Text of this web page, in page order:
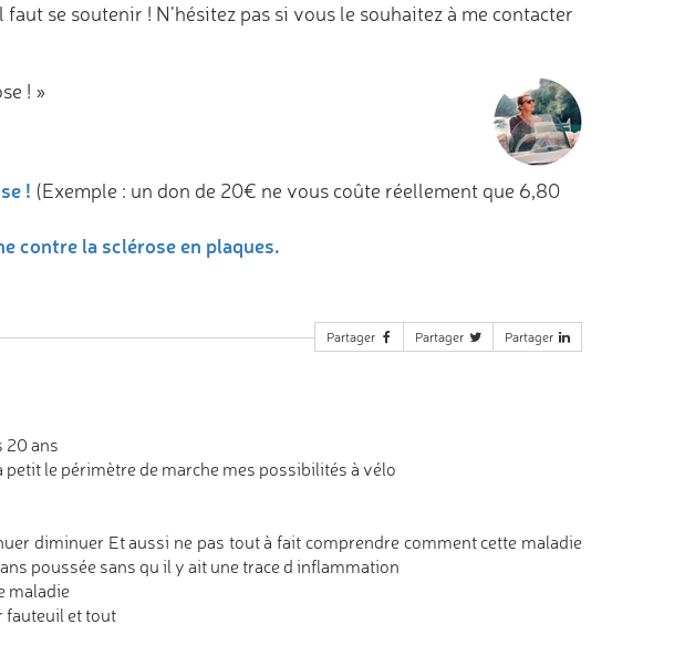
se soutenir ! N’hésitez pas si vous le souhaitez à me contacter
! »
! (Exemple : un don de 20€ ne vous coûte réellement que 6,80
contre la sclérose en plaques.
Partager Partager Partager
20 ans
le périmètre de marche mes possibilités à vélo
diminuer Et aussi ne pas tout à fait comprendre comment cette maladie
poussée sans qu il y ait une trace d inflammation
maladie
fauteuil et tout